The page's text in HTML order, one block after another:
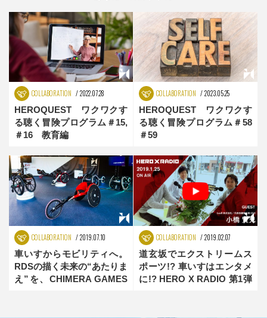
COLLABORATION 2022.07.28
HEROQUEST ワクワクす
る聴く冒険プログラム＃15,
＃16 教育編
COLLABORATION 2023.05.25
HEROQUEST ワクワクす
る聴く冒険プログラム＃58
＃59
COLLABORATION 2019.07.10
車いすからモビリティへ。
RDSの描く未来の“あたりま
え”を、CHIMERA GAMES
COLLABORATION 2019.02.07
道玄坂でエクストリームス
ポーツ!? 車いすはエンタメ
に!? HERO X RADIO 第1弾